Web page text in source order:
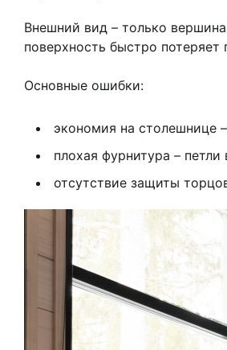
Внешний вид – только
поверхность быстро
Основные ошибки:
экономия на столешнице
плохая фурнитура –
отсутствие защиты